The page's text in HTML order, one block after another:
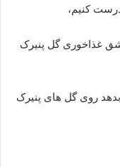
کنیم،
می کنیم و درون هر لیوان ۲ قاشق غذاخوری گل پنیرک
روی گل های پنیرک